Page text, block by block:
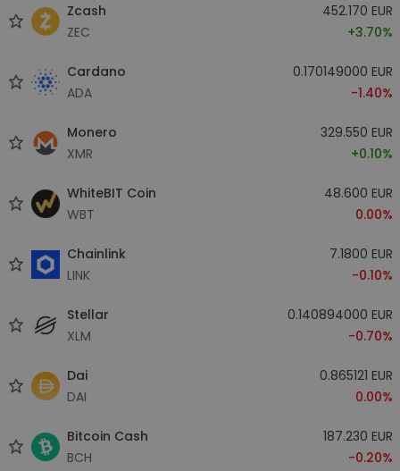
Zcash
ZEC
452.170 EUR
+3.70%
Cardano
ADA
0.170149000 EUR
-1.40%
Monero
XMR
329.550 EUR
+0.10%
WhiteBIT Coin
WBT
48.600 EUR
0.00%
Chainlink
LINK
7.1800 EUR
-0.10%
Stellar
XLM
0.140894000 EUR
-0.70%
Dai
DAI
0.865121 EUR
0.00%
Bitcoin Cash
BCH
187.230 EUR
-0.20%